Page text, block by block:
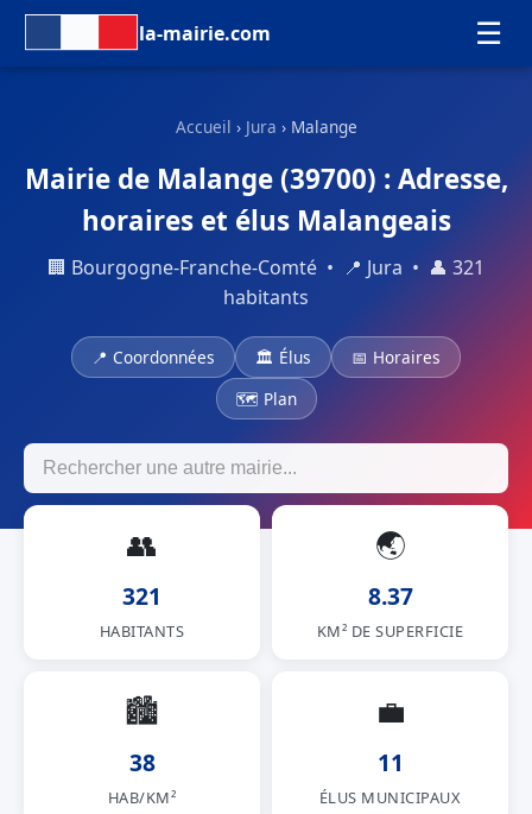
la-mairie.com ☰
Accueil › Jura › Malange
Mairie de Malange (39700) : Adresse,
horaires et élus Malangeais
🏢 Bourgogne-Franche-Comté • 📍 Jura • 👤 321
habitants
📍 Coordonnées 🏛 Élus
📅 Horaires
🗺 Plan
👥
321
HABITANTS
🌏
8.37
KM² DE SUPERFICIE
🏙
38
HAB/KM²
💼
11
ÉLUS MUNICIPAUX